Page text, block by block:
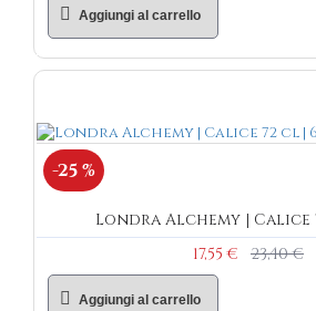
Aggiungi al carrello
-25 %
Londra Alchemy | Calice
17,55 €
23,40 €
Aggiungi al carrello